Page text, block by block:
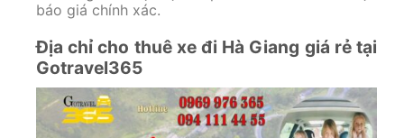
báo giá chính xác.
Địa chỉ cho thuê xe đi Hà Giang giá rẻ tại
Gotravel365